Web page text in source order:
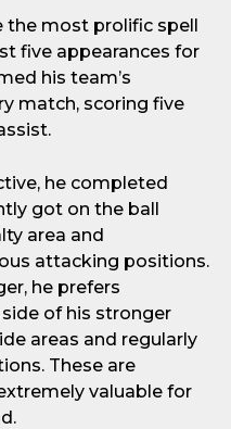
the most prolific spell
five appearances for
his team’s
match, scoring five
he completed
got on the ball
area and
attacking positions.
he prefers
of his stronger
areas and regularly
These are
valuable for